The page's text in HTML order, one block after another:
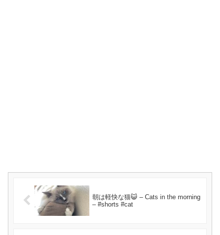
朝は軽快な猫😺 – Cats in the morning
– #shorts #cat